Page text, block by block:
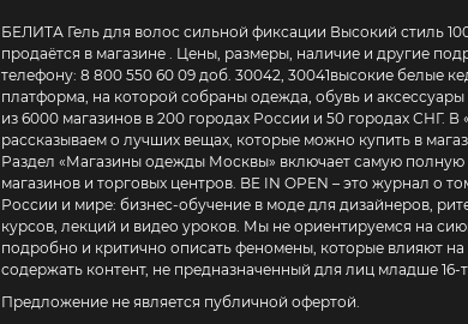
БЕЛИТА Гель для волос сильной фиксации Высокий стиль
продаётся в магазине . Цены, размеры, наличие и другие
телефону: 8 800 550 60 09 доб. 30042, 30041высокие белые
платформа, на которой собраны одежда, обувь и аксессуары
из 6000 магазинов в 200 городах России и 50 городах СНГ. В «
рассказываем о лучших вещах, которые можно купить в
Раздел «Магазины одежды Москвы» включает самую полную
магазинов и торговых центров. BE IN OPEN – это журнал о том, как устроена модная индустрия в
России и мире: бизнес-обучение в моде для дизайнеров, ритейлеров и маркетологов в формате
курсов, лекций и видео уроков. Мы не ориентируемся на
подробно и критично описать феномены, которые влияют
содержать контент, не предназначенный для лиц младше 16-
Предложение не является публичной офертой.